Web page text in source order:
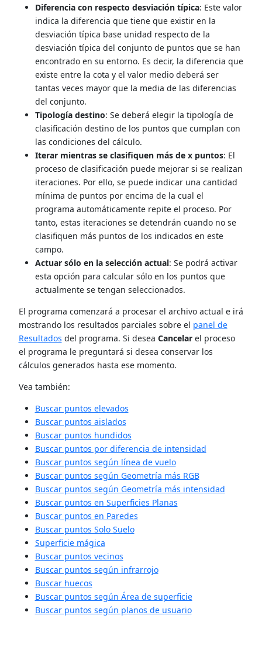
Diferencia con respecto desviación típica: Este valor
indica la diferencia que tiene que existir en la
desviación típica base unidad respecto de la
desviación típica del conjunto de puntos que se han
encontrado en su entorno. Es decir, la diferencia que
existe entre la cota y el valor medio deberá ser
tantas veces mayor que la media de las diferencias
del conjunto.
Tipología destino: Se deberá elegir la tipología de
clasificación destino de los puntos que cumplan con
las condiciones del cálculo.
Iterar mientras se clasifiquen más de x puntos: El
proceso de clasificación puede mejorar si se realizan
iteraciones. Por ello, se puede indicar una cantidad
mínima de puntos por encima de la cual el
programa automáticamente repite el proceso. Por
tanto, estas iteraciones se detendrán cuando no se
clasifiquen más puntos de los indicados en este
campo.
Actuar sólo en la selección actual: Se podrá activar
esta opción para calcular sólo en los puntos que
actualmente se tengan seleccionados.
El programa comenzará a procesar el archivo actual e irá
mostrando los resultados parciales sobre el panel de
Resultados del programa. Si desea Cancelarel proceso
el programa le preguntará si desea conservar los
cálculos generados hasta ese momento.
Vea también:
Buscar puntos elevados
Buscar puntos aislados
Buscar puntos hundidos
Buscar puntos por diferencia de intensidad
Buscar puntos según línea de vuelo
Buscar puntos según Geometría más RGB
Buscar puntos según Geometría más intensidad
Buscar puntos en Superficies Planas
Buscar puntos en Paredes
Buscar puntos Solo Suelo
Superficie mágica
Buscar puntos vecinos
Buscar puntos según infrarrojo
Buscar huecos
Buscar puntos según Área de superficie
Buscar puntos según planos de usuario